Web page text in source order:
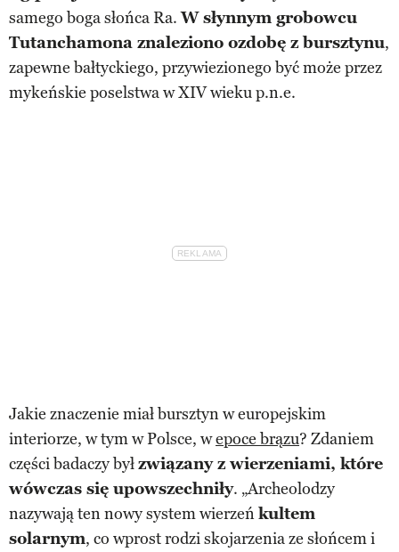
samego boga słońca Ra.W słynnym grobowcu
Tutanchamona znaleziono ozdobę z bursztynu,
zapewne bałtyckiego, przywiezionego być może przez
mykeńskie poselstwa w XIV wieku p.n.e.
Jakie znaczenie miał bursztyn w europejskim
interiorze, w tym w Polsce, wepoce brązu? Zdaniem
części badaczy byłzwiązany z wierzeniami, które
wówczas się upowszechniły. „Archeolodzy
nazywają ten nowy system wierzeńkultem
solarnym, co wprost rodzi skojarzenia ze słońcem i